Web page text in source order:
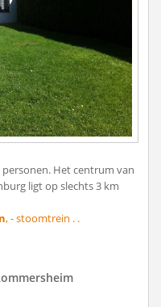
Het centrum van
ligt op slechts 3 km
, - stoomtrein . .